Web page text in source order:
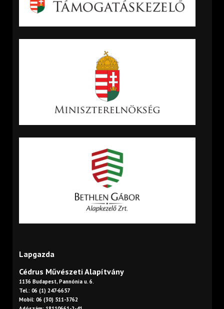
Lapgazda
Cédrus Művészeti Alapítvány
1136 Budapest, Pannónia u. 6.
Tel.: 06 (1) 247-6657
Mobil: 06 (30) 511-3762